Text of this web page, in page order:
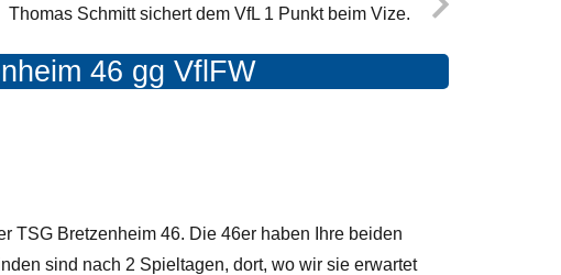
Thomas Schmitt sichert dem VfL 1 Punkt beim Vize.
46 gg VflFW
TSG Bretzenheim 46. Die 46er haben Ihre beiden
sind nach 2 Spieltagen, dort, wo wir sie erwartet